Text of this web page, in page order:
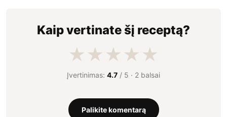
Kaip vertinate šį receptą?
★ ★ ★ ★ ★
Įvertinimas: 4.7 / 5 · 2 balsai
Palikite komentarą